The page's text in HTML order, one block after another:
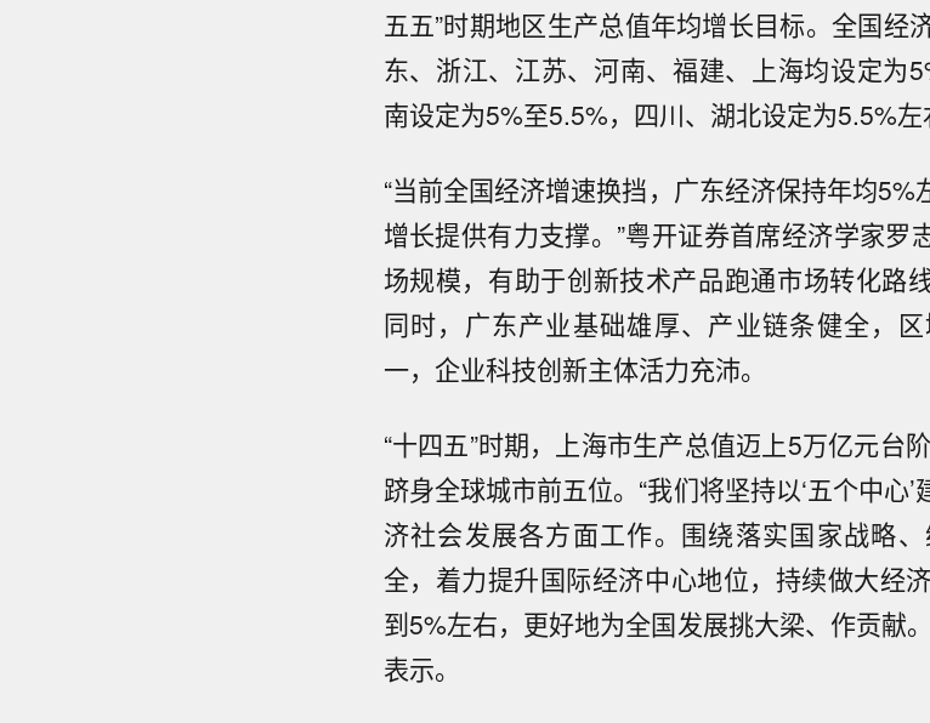
五五”时期地区生产总值年均增长目标。全国经
东、浙江、江苏、河南、福建、上海均设定为
南设定为5%至5.5%，四川、湖北设定为5.5%左
“当前全国经济增速换挡，广东经济保持年均
增长提供有力支撑。”粤开证券首席经济学家罗
场规模，有助于创新技术产品跑通市场转化路
同时，广东产业基础雄厚、产业链条健全，
一，企业科技创新主体活力充沛。
“十四五”时期，上海市生产总值迈上5万亿元台
跻身全球城市前五位。“我们将坚持以‘五个中心
济社会发展各方面工作。围绕落实国家战略
全，着力提升国际经济中心地位，持续做大经
到5%左右，更好地为全国发展挑大梁、作贡献
表示。